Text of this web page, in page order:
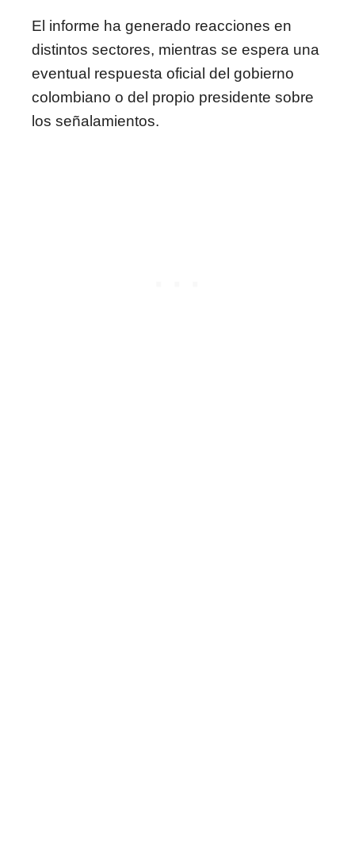
El informe ha generado reacciones en
distintos sectores, mientras se espera una
eventual respuesta oficial del gobierno
colombiano o del propio presidente sobre
los señalamientos.